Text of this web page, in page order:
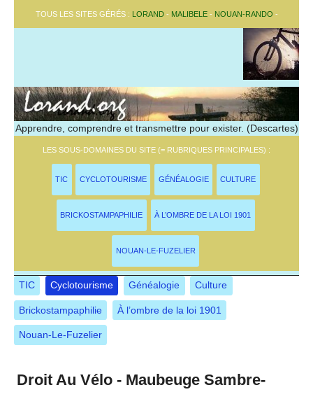
TOUS LES SITES GÉRÉS : LORAND- MALIBELE- NOUAN-RANDO -
Apprendre, comprendre et transmettre pour exister. (Descartes)
LES SOUS-DOMAINES DU SITE (= RUBRIQUES PRINCIPALES) :
TIC CYCLOTOURISME GÉNÉALOGIE CULTURE
BRICKOSTAMPAPHILIE À L’OMBRE DE LA LOI 1901
NOUAN-LE-FUZELIER
TIC Cyclotourisme Généalogie Culture
Brickostampaphilie À l’ombre de la loi 1901
Nouan-Le-Fuzelier
Droit Au Vélo - Maubeuge Sambre-